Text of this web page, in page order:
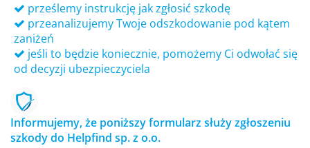
prześlemy instrukcję jak zgłosić szkodę
przeanalizujemy Twoje odszkodowanie pod kątem
zaniżeń
jeśli to będzie koniecznie, pomożemy Ci odwołać się
od decyzji ubezpieczyciela
Informujemy, że poniższy formularz służy zgłoszeniu
szkody do Helpfind sp. z o.o.